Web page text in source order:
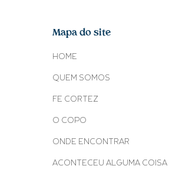
Mapa do site
HOME
QUEM SOMOS
FE CORTEZ
O COPO
ONDE ENCONTRAR
ACONTECEU ALGUMA COISA